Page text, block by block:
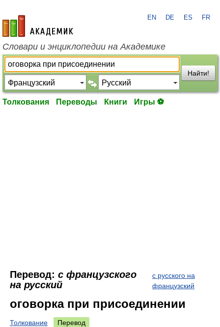
academic.ru
EN DE ES FR
Словари и энциклопедии на Академике
Найти!
Толкования Переводы Книги Игры ⚽
Перевод: с французского
на русский
с русского на
французский
оговорка при присоединении
Толкование Перевод